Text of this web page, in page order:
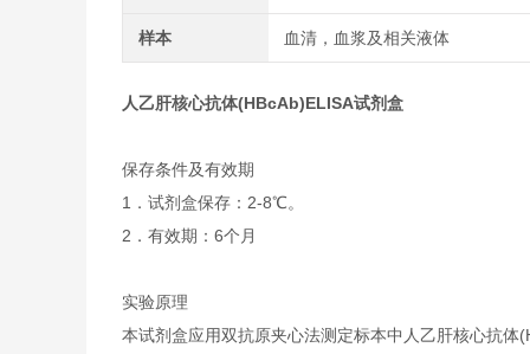
样本 血清，血浆及相关液体
人乙肝核心抗体(HBcAb)ELISA试剂盒
保存条件及有效期
1．试剂盒保存：2-8℃。
2．有效期：6个月
实验原理
本试剂盒应用双抗原夹心法测定标本中人乙肝核心抗